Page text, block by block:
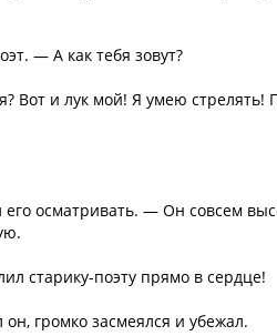
— А как тебя зовут?
и лук мой! Я умею стрелять!
осматривать. — Он совсем
старику-поэту прямо в сердце!
громко засмеялся и убежал.